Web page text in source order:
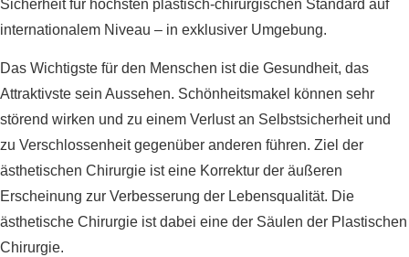
Sicherheit für höchsten plastisch-chirurgischen Standard auf
internationalem Niveau – in exklusiver Umgebung.
Das Wichtigste für den Menschen ist die Gesundheit, das
Attraktivste sein Aussehen. Schönheitsmakel können sehr
störend wirken und zu einem Verlust an Selbstsicherheit und
zu Verschlossenheit gegenüber anderen führen. Ziel der
ästhetischen Chirurgie ist eine Korrektur der äußeren
Erscheinung zur Verbesserung der Lebensqualität. Die
ästhetische Chirurgie ist dabei eine der Säulen der Plastischen
Chirurgie.